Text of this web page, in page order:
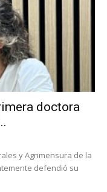
doctora
y Agrimensura de la
defendió su